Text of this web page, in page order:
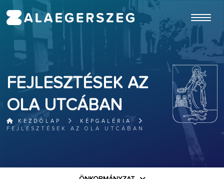
FEJLESZTÉSEK AZ
OLA UTCÁBAN
KEZDŐLAP
KÉPGALÉRIA
FEJLESZTÉSEK AZ OLA UTCÁBAN